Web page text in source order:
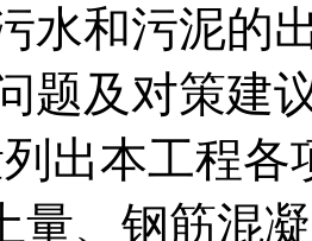
水和污泥的
题及对策建
出本工程
量、钢筋混